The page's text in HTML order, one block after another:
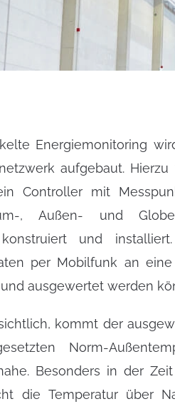
Energiemonitoring
aufgebaut.
Controller mit
, Außen- und
und
per Mobilfunk an
ausgewertet werden
kommt der
Norm-
Besonders in der Zeit
die Temperatur über